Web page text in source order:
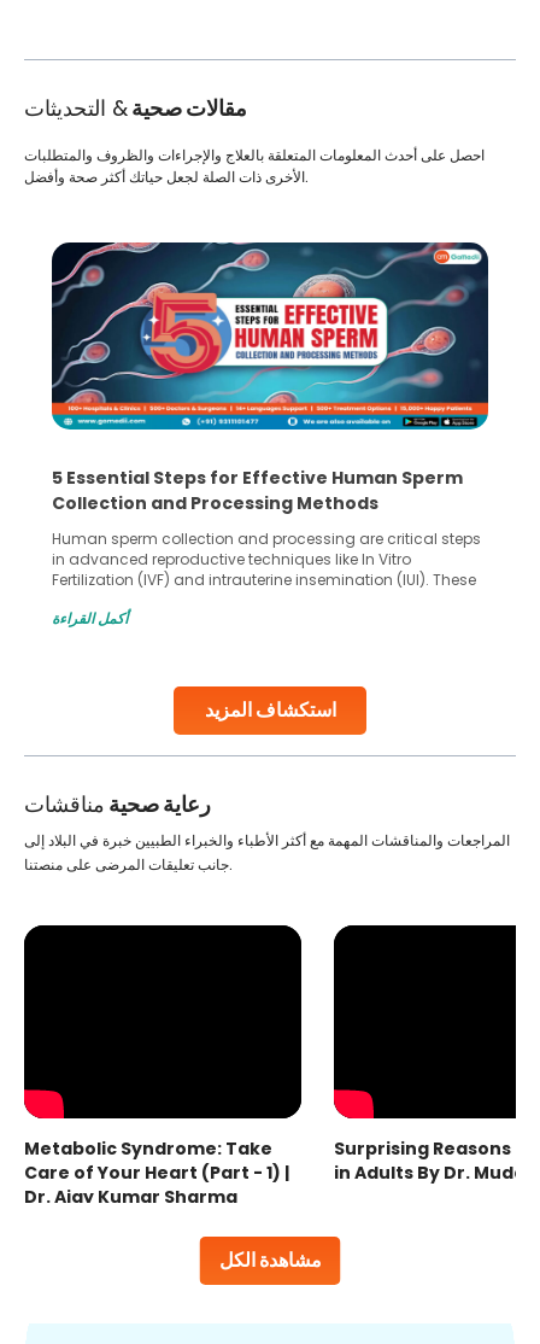
مقالات صحية& التحديثات
استكشاف المزيد
احصل على أحدث المعلومات المتعلقة بالعلاج والإجراءات والظروف والمتطلبات
الأخرى ذات الصلة لجعل حياتك أكثر صحة وأفضل.
5 Essential Steps for Effective Human Sperm
Collection and Processing Methods
Human sperm collection and processing are critical steps
in advanced reproductive techniques like In Vitro
Fertilization (IVF) and intrauterine insemination (IUI). These
challenges and help couples achieve their dream of
collected, they process the
أكمل القراءة
رعاية صحية مناقشات
مشاهدة الكل
المراجعات والمناقشات المهمة مع أكثر الأطباء والخبراء الطبيين خبرة في البلاد إلى
جانب تعليقات المرضى على منصتنا.
Metabolic Syndrome: Take
Care of Your Heart (Part - 1) |
Dr. Ajay Kumar Sharma
Surprising Reasons
in Adults By Dr.